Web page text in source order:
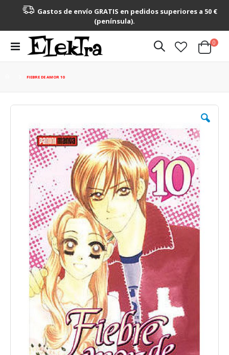
Gastos de envío GRATIS en pedidos superiores a 50 €
(península).
Toggle
Nav
Cart
0
FIEBRE DE AMOR 10
Saltar
galería
imágenes